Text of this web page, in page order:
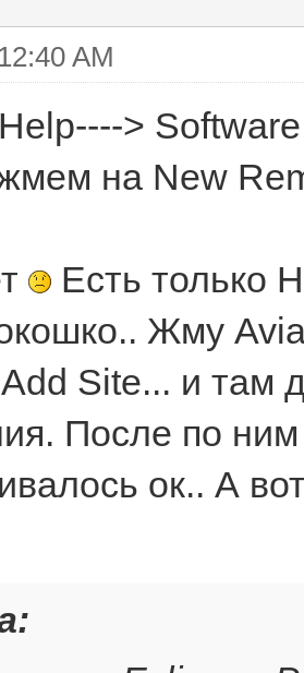
AM
>
на New
Есть только
Жму
Add Site... и там
После по
ок.. А